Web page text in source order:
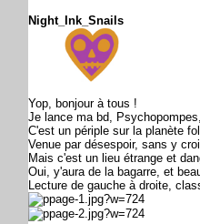
Night_Ink_Snails
Yop, bonjour à tous !
Je lance ma bd,
C'est un périple sur la planète
Venue par désespoir, sans y
Mais c'est un lieu étrange et
Oui, y'aura de la bagarre, et
Lecture de gauche à droite,